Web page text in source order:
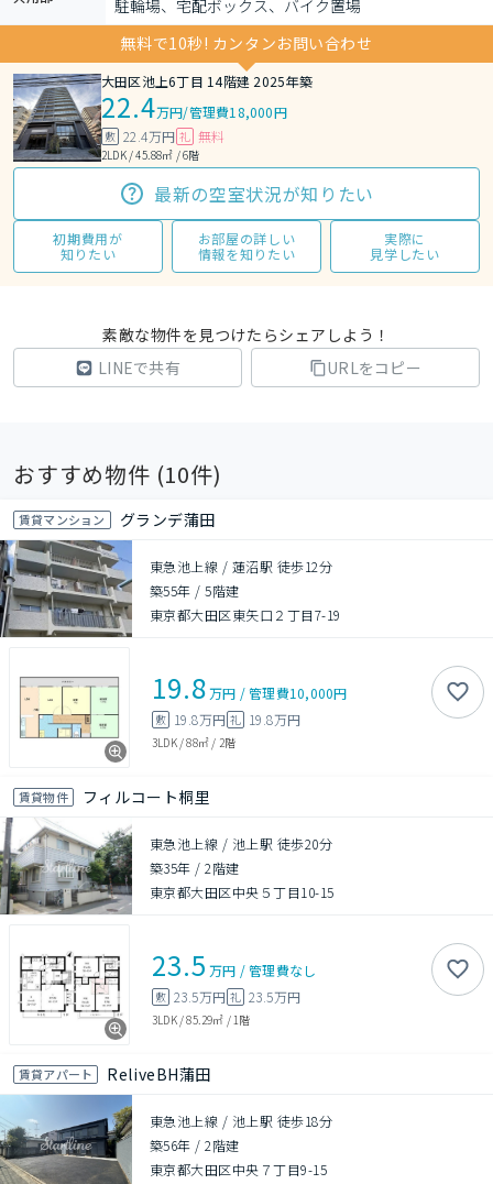
駐輪場、宅配ボックス、バイク置場
無料で10秒! カンタンお問い合わせ
大田区池上6丁目 14階建 2025年築
22.4万円/管理費18,000円
敷 22.4万円 礼 無料
2LDK / 45.88㎡ / 6階
最新の空室状況が知りたい
初期費用が
知りたい
お部屋の詳しい
情報を知りたい
実際に
見学したい
素敵な物件を見つけたらシェアしよう！
LINEで共有
URLをコピー
おすすめ物件 (10件)
賃貸マンション グランデ蒲田
東急池上線 / 蓮沼駅 徒歩12分
築55年 /5階建
東京都大田区東矢口２丁目7-19
19.8万円 /管理費10,000円
敷 19.8万円 礼 19.8万円
3LDK/88㎡ / 2階
賃貸物件 フィルコート桐里
東急池上線 / 池上駅 徒歩20分
築35年 /2階建
東京都大田区中央５丁目10-15
23.5 万円 /管理費なし
敷 23.5万円 礼 23.5万円
3LDK/85.29㎡ / 1階
賃貸アパート ReliveBH蒲田
東急池上線 / 池上駅 徒歩18分
築56年 /2階建
東京都大田区中央７丁目9-15